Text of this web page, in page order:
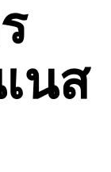
นส